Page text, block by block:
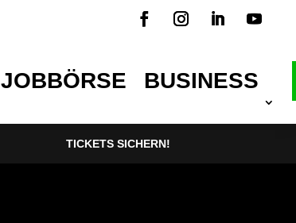
JOBBÖRSE BUSINESS
TICKETS SICHERN!